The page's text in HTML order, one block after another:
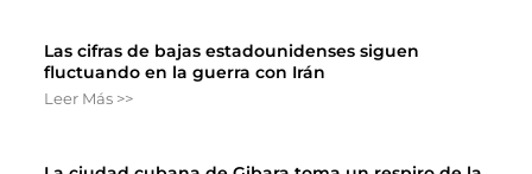
Las cifras de bajas estadounidenses siguen
fluctuando en la guerra con Irán
Leer Más >>